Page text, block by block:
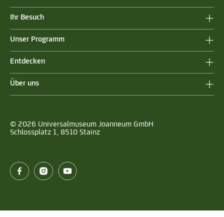
Ihr Besuch
Unser Programm
Entdecken
Über uns
© 2026 Universalmuseum Joanneum GmbH
Schlossplatz 1, 8510 Stainz